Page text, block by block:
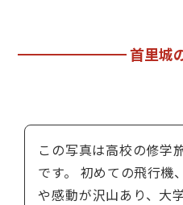
首里城
この写真は高校の修学
です。 初めての飛行機
や感動が沢山あり、大